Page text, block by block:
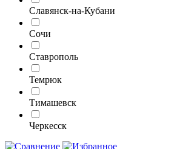
Славянск-на-Кубани
Сочи
Ставрополь
Темрюк
Тимашевск
Черкесск